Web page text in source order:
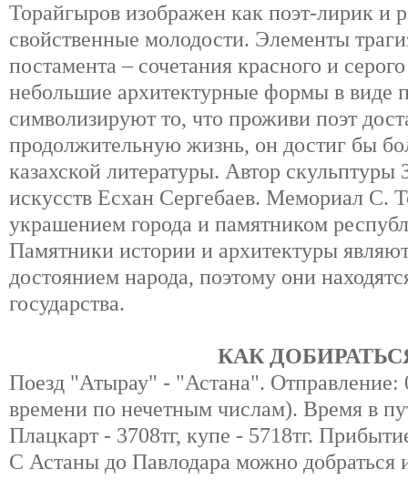
Торайгыров изображен как поэт-лирик и
свойственные молодости. Элементы
постамента – сочетания красного и
небольшие архитектурные формы в
символизируют то, что проживи поэт
продолжительную жизнь, он достиг бы
казахской литературы. Автор
искусств Есхан Сергебаев. Мемориал С.
украшением города и памятником
Памятники истории и архитектуры
достоянием народа, поэтому они
государства.
КАК
Поезд "Атырау" - "Астана". Отправление:
времени по нечетным числам). Время в
Плацкарт - 3708тг, купе - 5718тг.
С Астаны до Павлодара можно добраться